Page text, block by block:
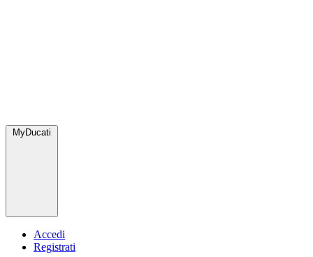
MyDucati
Accedi
Registrati